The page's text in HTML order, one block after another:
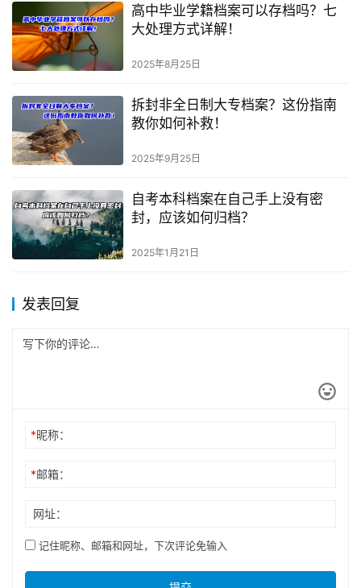
高中毕业学籍档案可以存档吗？七
大处理方式详解！
2025年8月25日
拆封非全日制大专档案？这份指南
教你如何补救！
2025年9月25日
自考本科档案在自己手上没有密
封，应该如何归档？
2025年1月21日
发表回复
*昵称：
*邮箱：
网址：
记住昵称、邮箱和网址，下次评论免输入